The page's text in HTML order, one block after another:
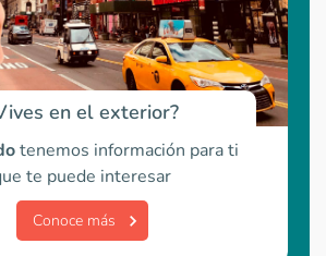
en el exterior?
tenemos información para ti
te puede interesar
Conoce más